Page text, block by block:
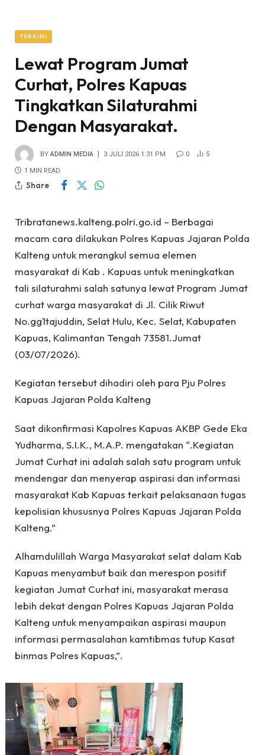
TERKINI
Lewat Program Jumat
Curhat, Polres Kapuas
Tingkatkan Silaturahmi
Dengan Masyarakat.
BY ADMIN MEDIA 3 JULI 2026 1:31 PM 0 5
1 MIN READ
Share
Tribratanews.kalteng.polri.go.id – Berbagai
macam cara dilakukan Polres Kapuas Jajaran Polda
Kalteng untuk merangkul semua elemen
masyarakat di Kab . Kapuas untuk meningkatkan
tali silaturahmi salah satunya lewat Program Jumat
curhat warga masyarakat di Jl. Cilik Riwut
No.gg1tajuddin, Selat Hulu, Kec. Selat, Kabupaten
Kapuas, Kalimantan Tengah 73581.Jumat
(03/07/2026).
Kegiatan tersebut dihadiri oleh para Pju Polres
Kapuas Jajaran Polda Kalteng
Saat dikonfirmasi Kapolres Kapuas AKBP Gede Eka
Yudharma, S.I.K., M.A.P. mengatakan “.Kegiatan
Jumat Curhat ini adalah salah satu program untuk
mendengar dan menyerap aspirasi dan informasi
masyarakat Kab Kapuas terkait pelaksanaan tugas
kepolisian khususnya Polres Kapuas Jajaran Polda
Kalteng.”
Alhamdulillah Warga Masyarakat selat dalam Kab
Kapuas menyambut baik dan merespon positif
kegiatan Jumat Curhat ini, masyarakat merasa
lebih dekat dengan Polres Kapuas Jajaran Polda
Kalteng untuk menyampaikan aspirasi maupun
informasi permasalahan kamtibmas tutup Kasat
binmas Polres Kapuas,”.